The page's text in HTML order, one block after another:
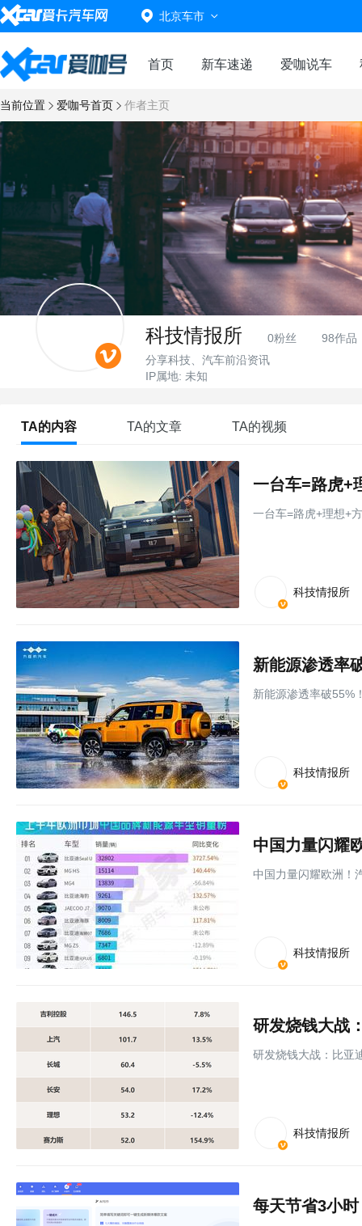
北京车市
首页 新车速递 爱咖说车
当前位置 爱咖号首页 作者主页
科技情报所 0粉丝
98作品
分享科技、汽车前沿资讯
IP属地: 未知
TA的内容 TA的文章 TA的视频
一台车=路虎+理想+
科技情报所
新能源渗透率破55%
科技情报所
中国力量闪耀欧洲！
科技情报所
研发烧钱大战：比亚
科技情报所
每天节省3小